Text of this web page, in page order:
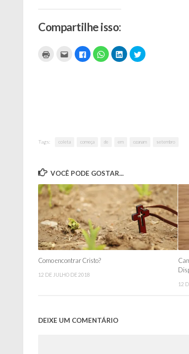
Compartilhe isso:
Clique
para
imprimir(abre
Clique
para
enviar
Clique
para
compartilhar
Clique
para
compartilhar
Clique
para
compartilhar
Clique
para
Tags: coleta começa de em ozanam setembro
VOCÊ PODE GOSTAR...
Como encontrar Cristo?
12 DE JULHO DE 2018
12
DEIXE UM COMENTÁRIO